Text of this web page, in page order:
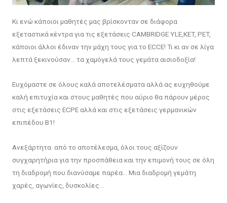
Κι ενώ κάποιοι μαθητές μας βρίσκονταν σε διάφορα
εξεταστικά κέντρα για τις εξετάσεις CAMBRIDGE YLE,KET, PET,
κάποιοι άλλοι έδιναν την μάχη τους για το ECCE! Τι κι αν σε λίγα
λεπτά ξεκινούσαν… τα χαμόγελά τους γεμάτα αισιοδοξία!
Ευχόμαστε σε όλους καλά αποτελέσματα αλλά ας ευχηθούμε
καλή επιτυχία και στους μαθητές που αύριο θα πάρουν μέρος
στις εξετάσεις ECPE αλλά και στις εξετάσεις γερμανικών
επιπέδου Β1!
Ανεξάρτητα από το αποτέλεσμα, όλοι τους αξίζουν
συγχαρητήρια για την προσπάθεια και την επιμονή τους σε όλη
τη διαδρομή που διανύσαμε παρέα… Μια διαδρομή γεμάτη
χαρές, αγωνίες, δυσκολίες…